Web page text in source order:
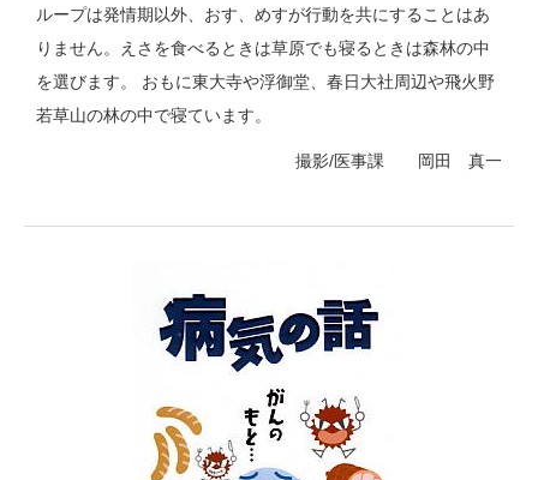
ループは発情期以外、おす、めすが行動を共にすることはあ
りません。えさを食べるときは草原でも寝るときは森林の中
を選びます。 おもに東大寺や浮御堂、春日大社周辺や飛火野
若草山の林の中で寝ています。
撮影/医事課 岡田 真一